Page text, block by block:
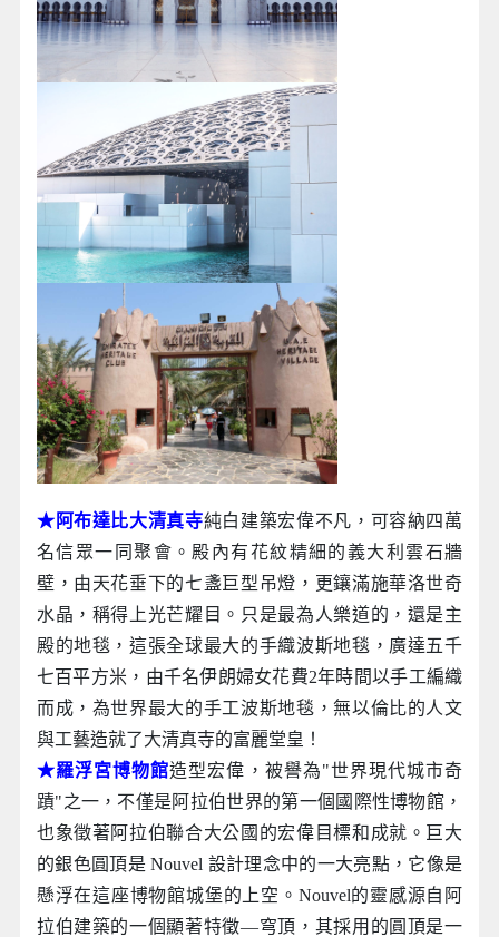
★阿布達比大清真寺純白建築宏偉不凡，可容納四萬
名信眾一同聚會。殿內有花紋精細的義大利雲石牆
壁，由天花垂下的七盞巨型吊燈，更鑲滿施華洛世奇
水晶，稱得上光芒耀目。只是最為人樂道的，還是主
殿的地毯，這張全球最大的手織波斯地毯，廣達五千
七百平方米，由千名伊朗婦女花費2年時間以手工編織
而成，為世界最大的手工波斯地毯，無以倫比的人文
與工藝造就了大清真寺的富麗堂皇！
★羅浮宮博物館造型宏偉，被譽為"世界現代城市奇
蹟"之一，不僅是阿拉伯世界的第一個國際性博物館，
也象徵著阿拉伯聯合大公國的宏偉目標和成就。巨大
的銀色圓頂是 Nouvel 設計理念中的一大亮點，它像是
懸浮在這座博物館城堡的上空。Nouvel的靈感源自阿
拉伯建築的一個顯著特徵—穹頂，其採用的圓頂是一